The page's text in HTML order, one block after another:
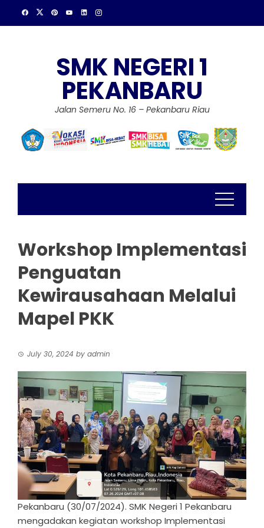
SMK NEGERI 1
PEKANBARU
Jalan Semeru No. 16 – Pekanbaru Riau
Workshop Implementasi
Penguatan
Kewirausahaan Melalui
Mapel PKK
July 30, 2024 by admin
Pekanbaru (30/07/2024). SMK Negeri 1 Pekanbaru
mengadakan kegiatan workshop Implementasi